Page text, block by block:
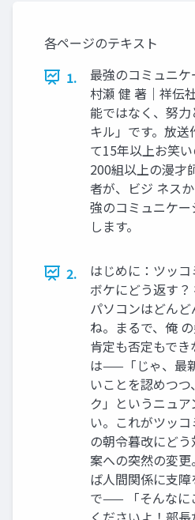
各ページのテキスト
1.
最強のコミュニ
村瀬 健 著｜祥伝
能ではなく、努
キル」です。放
て15年以上お笑い
200組以上の漫才
者が、ビジ ネス
強のコミュニケ
します。
2.
はじめに：ツッ
ボケにどう返す
パソコンはどんど
ね。まるで、俺
肯定も否定もで
は——「じゃ、最
いことを認めつ
ク」というニュ
い。これがツッ
の朝令暮改にど
案への突然の変
ば人間関係に支
で—— 「そんなに